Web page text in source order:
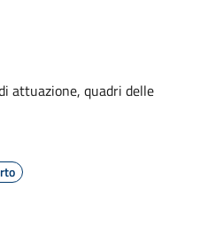
attuazione, quadri delle